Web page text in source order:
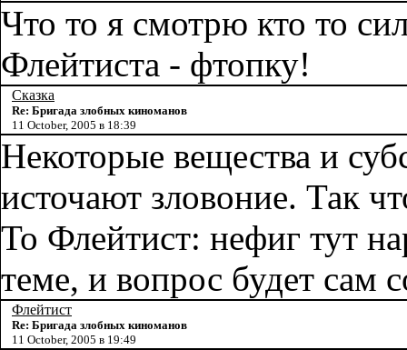
Что то я смотрю кто то
Флейтиста - фтопку!
Сказка
Re: Бригада злобных киноманов
11 October, 2005 в 18:39
Некоторые вещества и
источают зловоние. Так
То Флейтист: нефиг тут
теме, и вопрос будет сам
Флейтист
Re: Бригада злобных киноманов
11 October, 2005 в 19:49